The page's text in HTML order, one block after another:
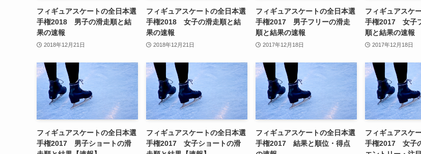
フィギュアスケートの全日本選
手権2018 男子の滑走順と結
果の速報
2018年12月21日
フィギュアスケートの全日本選
手権2018 女子の滑走順と結
果の速報
2018年12月21日
フィギュアスケートの全日本選
手権2017 男子フリーの滑走
順と結果の速報
2017年12月18日
フィギュアスケ
手権2017 女子
順と結果の速報
2017年12月18日
フィギュアスケートの全日本選
手権2017 男子ショートの滑
フィギュアスケートの全日本選
手権2017 女子ショートの滑
フィギュアスケートの全日本選
手権2017 結果と順位・得点
フィギュアスケ
手権2017 女子